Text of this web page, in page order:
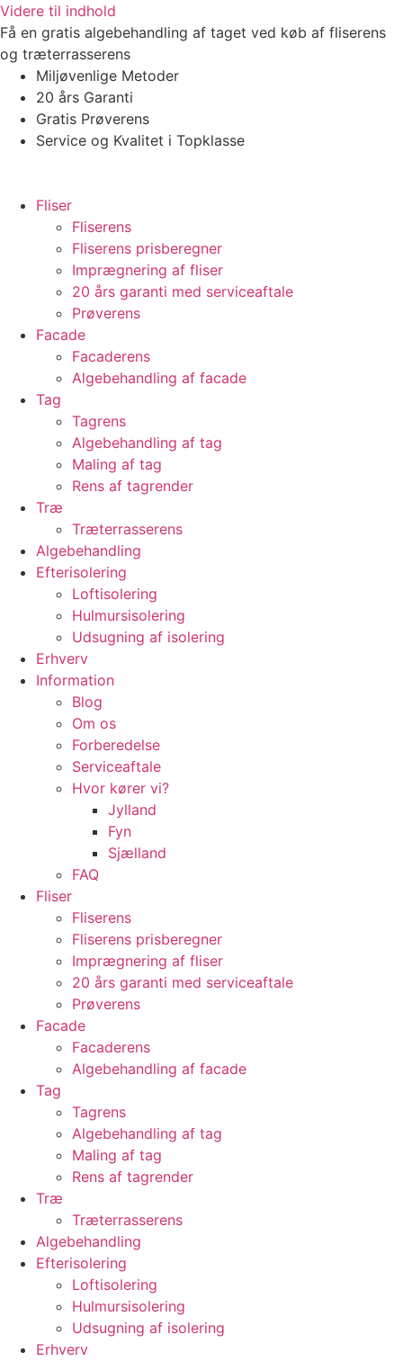
Videre til indhold
Få en gratis algebehandling af taget ved køb af fliserens
og træterrasserens
Miljøvenlige Metoder
20 års Garanti
Gratis Prøverens
Service og Kvalitet i Topklasse
Fliser
Fliserens
Fliserens prisberegner
Imprægnering af fliser
20 års garanti med serviceaftale
Prøverens
Facade
Facaderens
Algebehandling af facade
Tag
Tagrens
Algebehandling af tag
Maling af tag
Rens af tagrender
Træ
Træterrasserens
Algebehandling
Efterisolering
Loftisolering
Hulmursisolering
Udsugning af isolering
Erhverv
Information
Blog
Om os
Forberedelse
Serviceaftale
Hvor kører vi?
Jylland
Fyn
Sjælland
FAQ
Fliser
Fliserens
Fliserens prisberegner
Imprægnering af fliser
20 års garanti med serviceaftale
Prøverens
Facade
Facaderens
Algebehandling af facade
Tag
Tagrens
Algebehandling af tag
Maling af tag
Rens af tagrender
Træ
Træterrasserens
Algebehandling
Efterisolering
Loftisolering
Hulmursisolering
Udsugning af isolering
Erhverv